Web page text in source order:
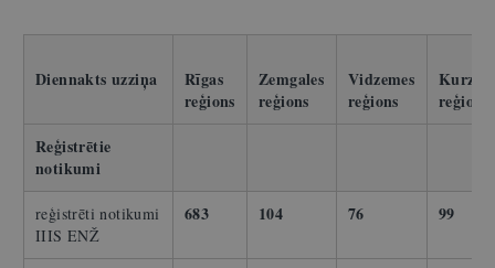
Diennakts uzziņa
Rīgas
reģions
Zemgales
reģions
Vidzemes
reģions
reģions
Reģistrētie
notikumi
reģistrēti notikumi
IIIS ENŽ
683 104 76 99